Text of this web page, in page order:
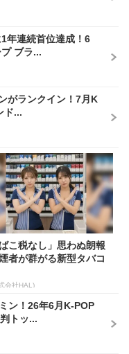
年連続首位達成！6
ブラ...
がランクイン！7月K
ド...
ばこ税なし」思わぬ朗報
者が群がる新型タバコ
会社HAL)
ン！26年6月K-POP
トッ...